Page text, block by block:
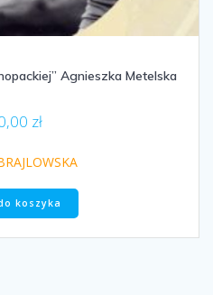
Agnieszka Metelska
zł
koszyka